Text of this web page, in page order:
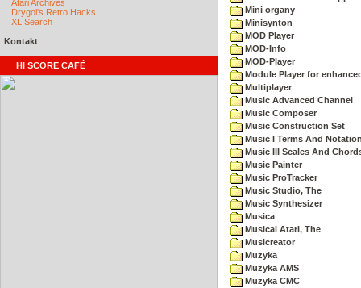
Atari Archives
Drygol's Retro Hacks
XL Search
Kontakt
HI SCORE CAFÉ
Mini organy
Minisynton
MOD Player
MOD-Info
MOD-Player
Module Player for
Multiplayer
Music Advanced Channel
Music Composer
Music Construction Set
Music I Terms And
Music III Scales And
Music Painter
Music ProTracker
Music Studio, The
Music Synthesizer
Musica
Musical Atari, The
Musicreator
Muzyka
Muzyka AMS
Muzyka CMC